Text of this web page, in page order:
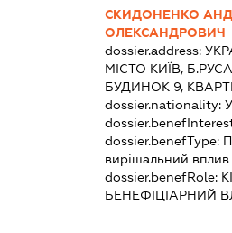
СКИДОНЕНКО
ОЛЕКСАНДРОВИЧ
dossier.address:
МІСТО КИЇВ,
БУДИНОК 9,
dossier.nationality:
dossier.benefType:
вирішальний вплив
dossier.benefRole:
БЕНЕФІЦІАРНИЙ